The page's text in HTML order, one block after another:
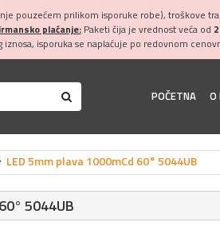
pouzećem prilikom isporuke robe), troškove
plaćanje:Paketi čija je vrednost veća od
isporuka se naplaćuje po redovnom
POČETNA O
LED 5mm plava 1000mCd 60° 5044UB
5044UB